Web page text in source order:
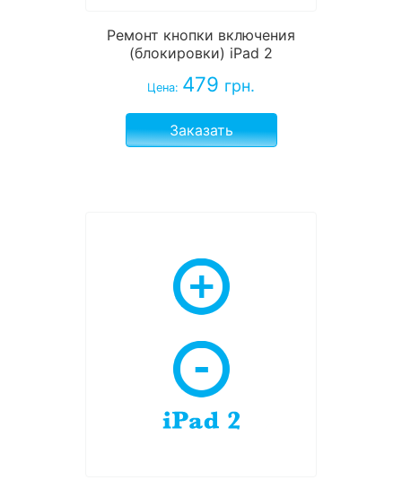
Ремонт кнопки включения
(блокировки) iPad 2
Цена: 479 грн.
Заказать